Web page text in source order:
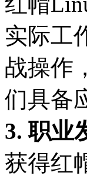
实际工
战操作
们具备
3. 职业
获得红